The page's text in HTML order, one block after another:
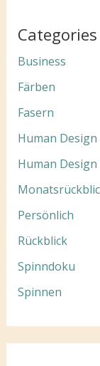
Categories
Business
Färben
Fasern
Human Design
Human
Persönlich
Rückblick
Spinndoku
Spinnen